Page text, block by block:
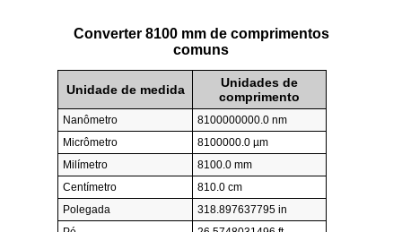
Converter 8100 mm de comprimentos
comuns
Unidade de medida
Unidades de
comprimento
Nanômetro
8100000000.0 nm
Micrômetro
8100000.0 µm
Milímetro
8100.0 mm
Centímetro
810.0 cm
Polegada
318.897637795 in